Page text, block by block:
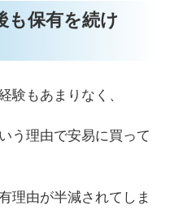
保有を続け
験もあまりなく、
う理由で安易に買って
理由が半減されてしま